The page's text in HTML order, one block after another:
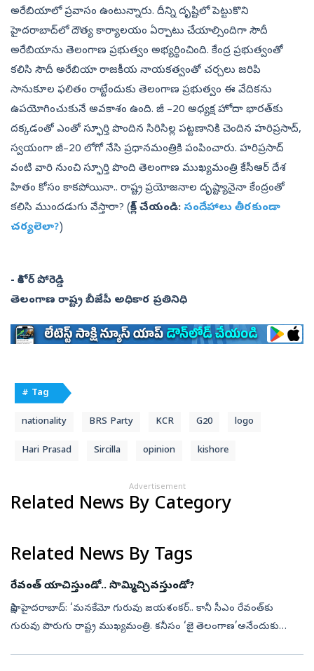
అరేబియాలో ప్రవాసం ఉంటున్నారు. దీన్ని దృష్టిలో పెట్టుకొని
హైదరాబాద్‌లో దౌత్య కార్యాలయం ఏర్పాటు చేయాల్సిందిగా సౌదీ
అరేబియాను తెలంగాణ ప్రభుత్వం అభ్యర్థించింది. కేంద్ర ప్రభుత్వంతో
కలిసి సౌదీ అరేబియా రాజకీయ నాయకత్వంతో చర్చలు జరిపి
సానుకూల ఫలితం రాట్టేందుకు తెలంగాణ ప్రభుత్వం ఈ వేదికను
ఉపయోగించుకునే అవకాశం ఉంది. జీ –20 అధ్యక్ష హోదా భారత్‌కు
దక్కడంతో ఎంతో స్ఫూర్తి పొందిన సిరిసిల్ల పట్టణానికి చెందిన హరిప్రసాద్,
స్వయంగా జీ–20 లోగో నేసి ప్రధానమంత్రికి పంపించారు. హరిప్రసాద్‌
వంటి వారి నుంచి స్ఫూర్తి పొంది తెలంగాణ ముఖ్యమంత్రి కేసీఆర్‌ దేశ
హితం కోసం కాకపోయినా.. రాష్ట్ర ప్రయోజనాల దృష్ట్యానైనా కేంద్రంతో
కలిసి ముందడుగు వేస్తారా? (క్లిక్ చేయండి: సందేహాలు తీరకుండా
చర్యలెలా?)
- కిశోర్‌ పోరెడ్డి
తెలంగాణ రాష్ట్ర బీజేపీ అధికార ప్రతినిధి
# Tag
nationality BRS Party KCR G20 logo
Hari Prasad Sircilla opinion kishore
Advertisement
Related News By Category
Related News By Tags
రేవంత్‌ యాచిస్తుండో.. సొమ్మిచ్చివస్తుండో?
సాక్షి, హైదరాబాద్‌: ‘మనకేమో గురువు జయశంకర్‌.. కానీ సీఎం రేవంత్‌కు
గురువు పొరుగు రాష్ట్ర ముఖ్యమంత్రి. కనీసం ‘జై తెలంగాణ’అనేందుకు